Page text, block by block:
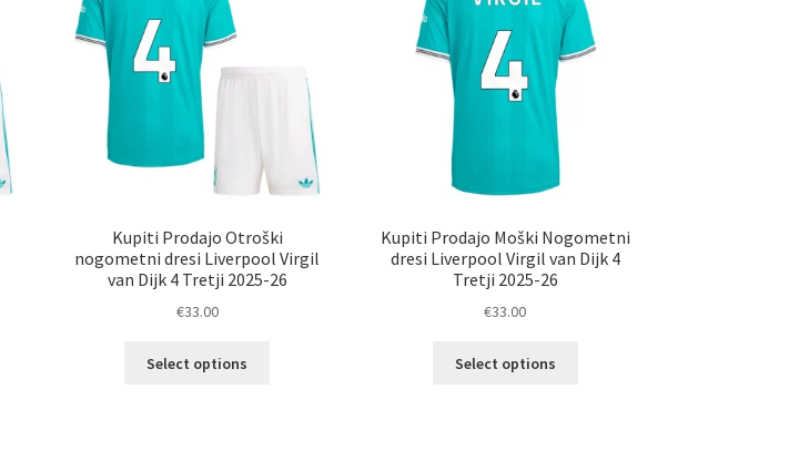
Kupiti Prodajo Otroški
nogometni dresi Liverpool Virgil
van Dijk 4 Tretji 2025-26
€33.00
Select options
Kupiti Prodajo Moški Nogometni
dresi Liverpool Virgil van Dijk 4
Tretji 2025-26
€33.00
Select options